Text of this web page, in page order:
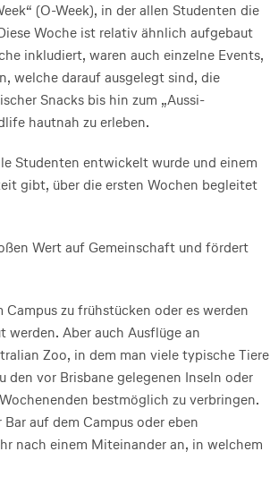
(O-Week), in der allen Studenten die
Woche ist relativ ähnlich aufgebaut
inkludiert, waren auch einzelne Events,
welche darauf ausgelegt sind, die
Snacks bis hin zum „Aussi-
hautnah zu erleben.
Studenten entwickelt wurde und einem
gibt, über die ersten Wochen begleitet
Wert auf Gemeinschaft und fördert
zu frühstücken oder es werden
werden. Aber auch Ausflüge an
Zoo, in dem man viele typische Tiere
den vor Brisbane gelegenen Inseln oder
bestmöglich zu verbringen.
auf dem Campus oder eben
nach einem Miteinander an, in welchem